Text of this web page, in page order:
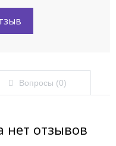
Вопросы (0)
нет отзывов